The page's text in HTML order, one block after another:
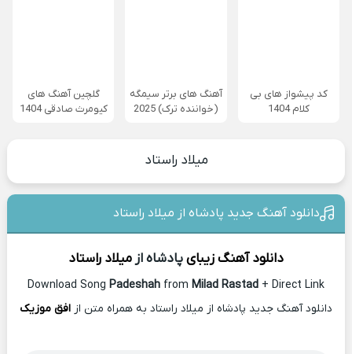
کد پیشواز های بی
کلام 1404
آهنگ های برتر سیمگه
(خواننده ترک) 2025
گلچین آهنگ های
کیومرث صادقی 1404
میلاد راستاد
دانلود آهنگ جدید پادشاه از میلاد راستاد
دانلود آهنگ زیبایپادشاه ازمیلاد راستاد
Download Song Padeshah from Milad Rastad + Direct Link
دانلود آهنگ جدید پادشاه از میلاد راستاد به همراه متن از افق موزیک